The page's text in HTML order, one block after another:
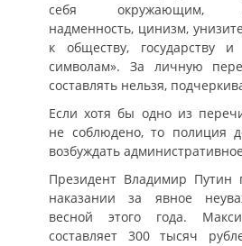
себя окружающим,
надменность, цинизм,
к обществу, государству и
символам». За личную
составлять нельзя,
Если хотя бы одно из
не соблюдено, то полиция
возбуждать
Президент Владимир Путин
наказании за явное
весной этого года.
составляет 300 тысяч